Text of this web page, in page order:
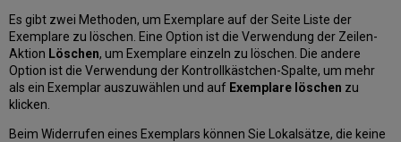
Es gibt zwei Methoden, um Exemplare auf der Seite Liste der
Exemplare zu löschen. Eine Option ist die Verwendung der Zeilen-
Aktion Löschen, um Exemplare einzeln zu löschen. Die andere
Option ist die Verwendung der Kontrollkästchen-Spalte, um mehr
als ein Exemplar auszuwählen und auf Exemplare löschen zu
klicken.
Beim Widerrufen eines Exemplars können Sie Lokalsätze, die keine